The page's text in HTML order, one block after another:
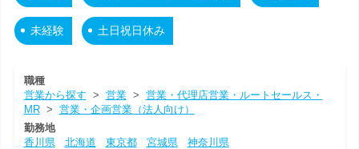
未経験 土日祝日休み
職種
営業から探す > 営業> 営業・代理店営業・ルートセールス・
MR> 営業・企画営業（法人向け）
勤務地
香川県
北海道 東京都 宮城県
神奈川県